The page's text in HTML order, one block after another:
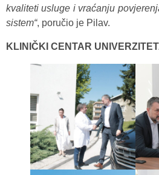
kvaliteti usluge i vraćanju
sistem“, poručio je Pilav.
KLINIČKI CENTAR